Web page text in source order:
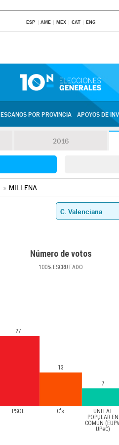
ESP AME MEX CAT ENG
ESCAÑOS POR PROVINCIA APOYOS DE
2016
» MILLENA
Número de votos
100% ESCRUTADO
PSOE C's
UNITAT
POPULAR EN
COMÚN
UPeC)
27
13
7